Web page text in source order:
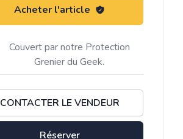
Acheter l'article
Couvert par notre Protection
Grenier du Geek.
CONTACTER LE VENDEUR
Réserver